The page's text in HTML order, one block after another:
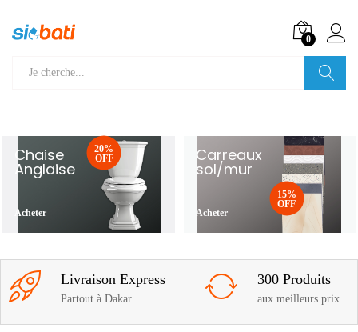
0
Chaise
Anglaise
Acheter
20%
OFF
Carreaux
sol/mur
Acheter
15%
OFF
Livraison Express
Partout à Dakar
300 Produits
aux meilleurs prix